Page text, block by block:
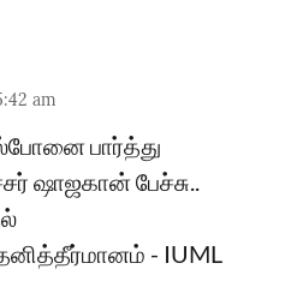
am
பார்த்து
ஷாஜகான் பேச்சு..
- IUML